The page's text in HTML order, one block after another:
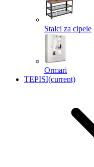
Stalci za cipele
Ormari
TEPISI(current)